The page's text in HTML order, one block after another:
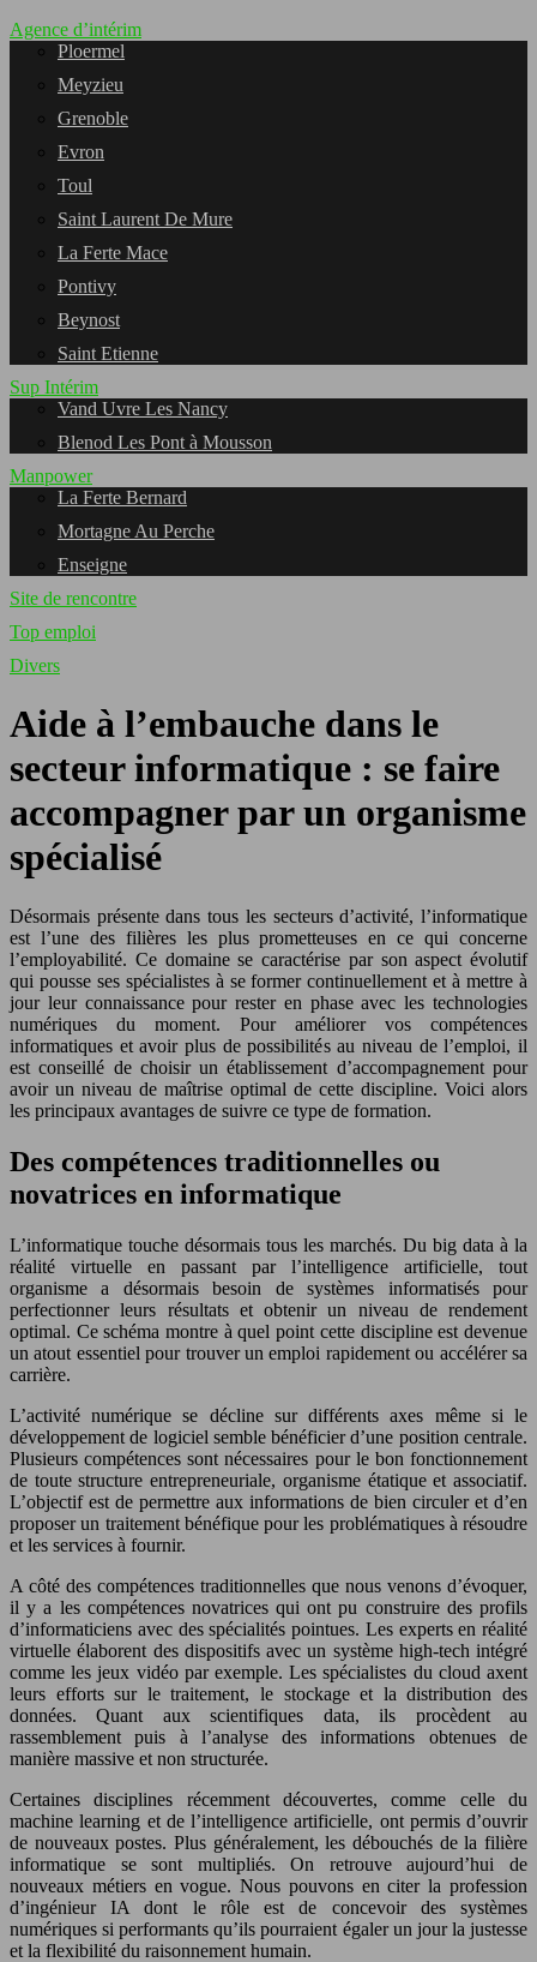
Agence d’intérim
Ploermel
Meyzieu
Grenoble
Evron
Toul
Saint Laurent De Mure
La Ferte Mace
Pontivy
Beynost
Saint Etienne
Sup Intérim
Vand Uvre Les Nancy
Blenod Les Pont à Mousson
Manpower
La Ferte Bernard
Mortagne Au Perche
Enseigne
Site de rencontre
Top emploi
Divers
Aide à l’embauche dans le
secteur informatique : se faire
accompagner par un organisme
spécialisé
Désormais présente dans tous les secteurs d’activité, l’informatique
est l’une des filières les plus prometteuses en ce qui concerne
l’employabilité. Ce domaine se caractérise par son aspect évolutif
qui pousse ses spécialistes à se former continuellement et à mettre à
jour leur connaissance pour rester en phase avec les technologies
numériques du moment. Pour améliorer vos compétences
informatiques et avoir plus de possibilités au niveau de l’emploi, il
est conseillé de choisir un établissement d’accompagnement pour
avoir un niveau de maîtrise optimal de cette discipline. Voici alors
les principaux avantages de suivre ce type de formation.
Des compétences traditionnelles ou
novatrices en informatique
L’informatique touche désormais tous les marchés. Du big data à la
réalité virtuelle en passant par l’intelligence artificielle, tout
organisme a désormais besoin de systèmes informatisés pour
perfectionner leurs résultats et obtenir un niveau de rendement
optimal. Ce schéma montre à quel point cette discipline est devenue
un atout essentiel pour trouver un emploi rapidement ou accélérer sa
carrière.
L’activité numérique se décline sur différents axes même si le
développement de logiciel semble bénéficier d’une position centrale.
Plusieurs compétences sont nécessaires pour le bon fonctionnement
de toute structure entrepreneuriale, organisme étatique et associatif.
L’objectif est de permettre aux informations de bien circuler et d’en
proposer un traitement bénéfique pour les problématiques à résoudre
et les services à fournir.
A côté des compétences traditionnelles que nous venons d’évoquer,
il y a les compétences novatrices qui ont pu construire des profils
d’informaticiens avec des spécialités pointues. Les experts en réalité
virtuelle élaborent des dispositifs avec un système high-tech intégré
comme les jeux vidéo par exemple. Les spécialistes du cloud axent
leurs efforts sur le traitement, le stockage et la distribution des
données. Quant aux scientifiques data, ils procèdent au
rassemblement puis à l’analyse des informations obtenues de
manière massive et non structurée.
Certaines disciplines récemment découvertes, comme celle du
machine learning et de l’intelligence artificielle, ont permis d’ouvrir
de nouveaux postes. Plus généralement, les débouchés de la filière
informatique se sont multipliés. On retrouve aujourd’hui de
nouveaux métiers en vogue. Nous pouvons en citer la profession
d’ingénieur IA dont le rôle est de concevoir des systèmes
numériques si performants qu’ils pourraient égaler un jour la justesse
et la flexibilité du raisonnement humain.